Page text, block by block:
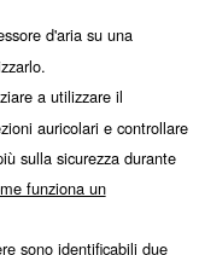
il tuo
la prima volta, è
un dipendente o